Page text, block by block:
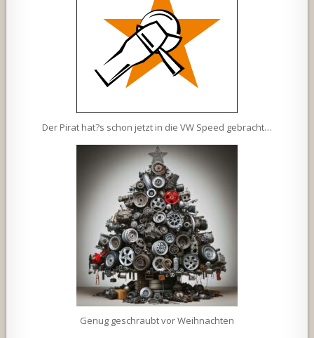
Der Pirat hat?s schon jetzt in die VW Speed gebracht…
Genug geschraubt vor Weihnachten